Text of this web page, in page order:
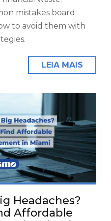
mistakes board
to avoid them with
LEIA MAIS
Headaches?
Affordable